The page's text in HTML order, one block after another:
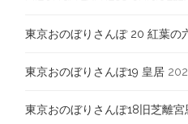
東京おのぼりさんぽ 20 紅葉の
東京おのぼりさんぽ19 皇居
東京おのぼりさんぽ18旧芝離宮